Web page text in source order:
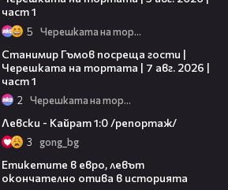
част 1
5 Черешката на тортата
Станимир Гъмов посреща гости |
Черешката на тортата | 7 авг. 2026 |
част 1
2 Черешката на тортата
Левски - Кайрат 1:0 /репортаж/
3 gong_bg
Етикетите в евро, левът
окончателно отива в историята